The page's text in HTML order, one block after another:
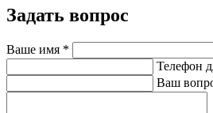
Задать вопрос
Ваше имя *
Телефон
Ваш